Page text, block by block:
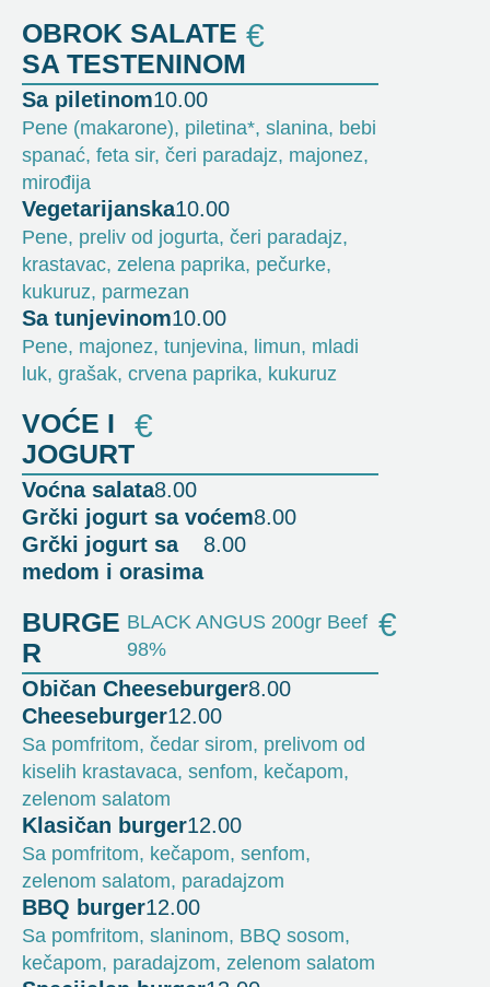
OBROK SALATE
SA TESTENINOM
€
Sa piletinom10.00
Pene (makarone), piletina*, slanina, bebi
spanać, feta sir, čeri paradajz, majonez,
mirođija
Vegetarijanska10.00
Pene, preliv od jogurta, čeri paradajz,
krastavac, zelena paprika, pečurke,
kukuruz, parmezan
Sa tunjevinom10.00
Pene, majonez, tunjevina, limun, mladi
luk, grašak, crvena paprika, kukuruz
VOĆE I
JOGURT
€
Voćna salata8.00
Grčki jogurt sa voćem8.00
Grčki jogurt sa
medom i orasima
8.00
BURGE
R
BLACK ANGUS 200gr Beef
98%
€
Običan Cheeseburger8.00
Cheeseburger12.00
Sa pomfritom, čedar sirom, prelivom od
kiselih krastavaca, senfom, kečapom,
zelenom salatom
Klasičan burger12.00
Sa pomfritom, kečapom, senfom,
zelenom salatom, paradajzom
BBQ burger12.00
Sa pomfritom, slaninom, BBQ sosom,
kečapom, paradajzom, zelenom salatom